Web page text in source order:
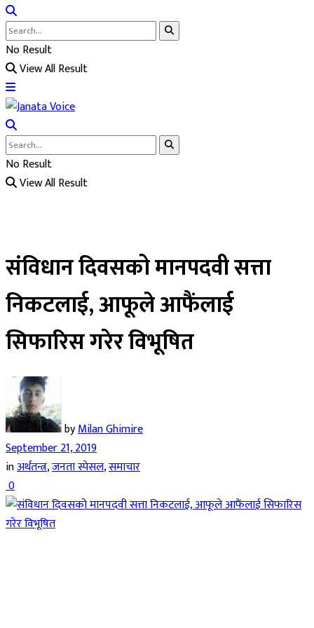
No Result
View All Result
No Result
View All Result
संविधान दिवसको मानपदवी सत्ता
निकटलाई, आफूले आफैंलाई
सिफारिस गरेर विभूषित
byMilan Ghimire
September 21, 2019
inअर्थतन्त्र,जनता स्पेसल,समाचार
0